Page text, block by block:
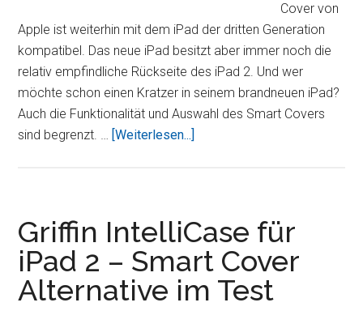
Cover von
Apple ist weiterhin mit dem iPad der dritten Generation
kompatibel. Das neue iPad besitzt aber immer noch die
relativ empfindliche Rückseite des iPad 2. Und wer
möchte schon einen Kratzer in seinem brandneuen iPad?
Auch die Funktionalität und Auswahl des Smart Covers
sind begrenzt. … [Weiterlesen...]
das
neue
iPad
(3)
–
Griffin IntelliCase für
iPad 2 – Smart Cover
Alternative im Test